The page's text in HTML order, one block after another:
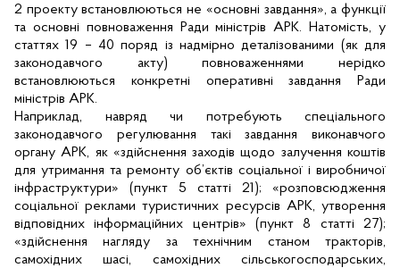
2 проекту встановлюються не «основні завдання», а функції
та основні повноваження Ради міністрів АРК. Натомість, у
статтях 19 – 40 поряд із надмірно деталізованими (як для
законодавчого акту) повноваженнями нерідко
встановлюються конкретні оперативні завдання Ради
міністрів АРК.
Наприклад, навряд чи потребують спеціального
законодавчого регулювання такі завдання виконавчого
органу АРК, як «здійснення заходів щодо залучення коштів
для утримання та ремонту об’єктів соціальної і виробничої
інфраструктури» (пункт 5 статті 21); «розповсюдження
соціальної реклами туристичних ресурсів АРК, утворення
відповідних інформаційних центрів» (пункт 8 статті 27);
«здійснення нагляду за технічним станом тракторів,
самохідних шасі, самохідних сільськогосподарських,